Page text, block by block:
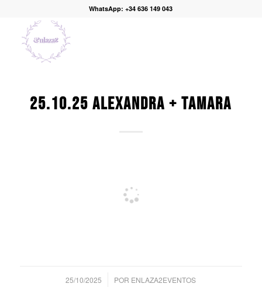
WhatsApp: +34 636 149 043
25.10.25 ALEXANDRA + TAMARA
25/10/2025
/ POR ENLAZA2EVENTOS